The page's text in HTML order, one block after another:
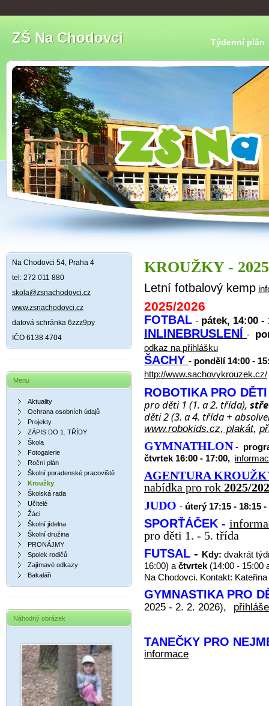
ZŠ Na Chodovci Týdenní plán
Na Chodovci 54, Praha 4
tel: 272 011 880
skola@zsnachodovci.cz
www.zsnachodovci.cz
datová schránka 6zzz9py
IČO 6138 4704
Menu
Aktuality
Ochrana osobních údajů
Projekty
ZÁPIS DO 1. TŘÍDY
Škola
Fotogalerie
Roční plán
Školní poradenské pracoviště
Kroužky
Školská rada
Učitelé
Žáci
Školní jídelna
Školní družina
PRONÁJMY
Spolek rodičů
Zajímavé odkazy
Bakaláři
Náhodný obrázek
KROUŽKY -
Letní fotbalový kemp
2025/2026
FOTBAL - pátek, 14:00 -
INLINEBRUSLENÍ -
odkaz na přihlášku
ŠACHY - pondělí 14:00 -
http://www.sachovykrouzek.cz/
ROBOTIKA PRO
pro děti 1 (1. a 2. třída),
děti 2 (3. a 4. třída +
www.robokids.cz, plakát,
GYMNATHLON -
čtvrtek 16:00 - 17:00,
AGENTURA
nabídka pro rok 2025/
JUDO - úterý 17:15 - 18:15 -
SPORŤÁČEK -
pro děti 1. - 5. třída
FUTSAL - Kdy: dvakrát
16:00) a čtvrtek (14:00 - 15:00
Na Chodovci. Kontakt:
GYMNASTIKA PRO
2025 - 2. 2. 2026),
TANEČKY PRO
informace